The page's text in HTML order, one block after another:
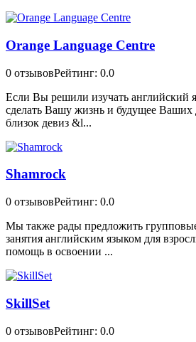
Orange Language Centre
0 отзывовРейтинг: 0.0
Если Вы решили изучать английский
сделать Вашу жизнь и будущее Ваших
близок девиз &l...
Shamrock
0 отзывовРейтинг: 0.0
Мы также рады предложить
занятия английским языком для
помощь в освоении ...
SkillSet
0 отзывовРейтинг: 0.0